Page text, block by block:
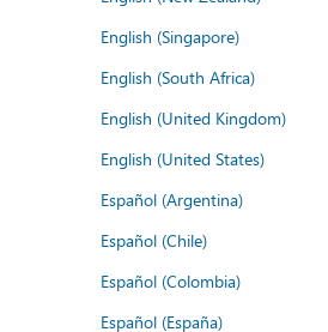
English (Singapore)
English (South Africa)
English (United Kingdom)
English (United States)
Español (Argentina)
Español (Chile)
Español (Colombia)
Español (España)